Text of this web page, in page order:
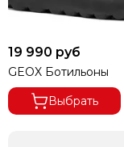
19 990 руб
GEOX Ботильоны
Выбрать